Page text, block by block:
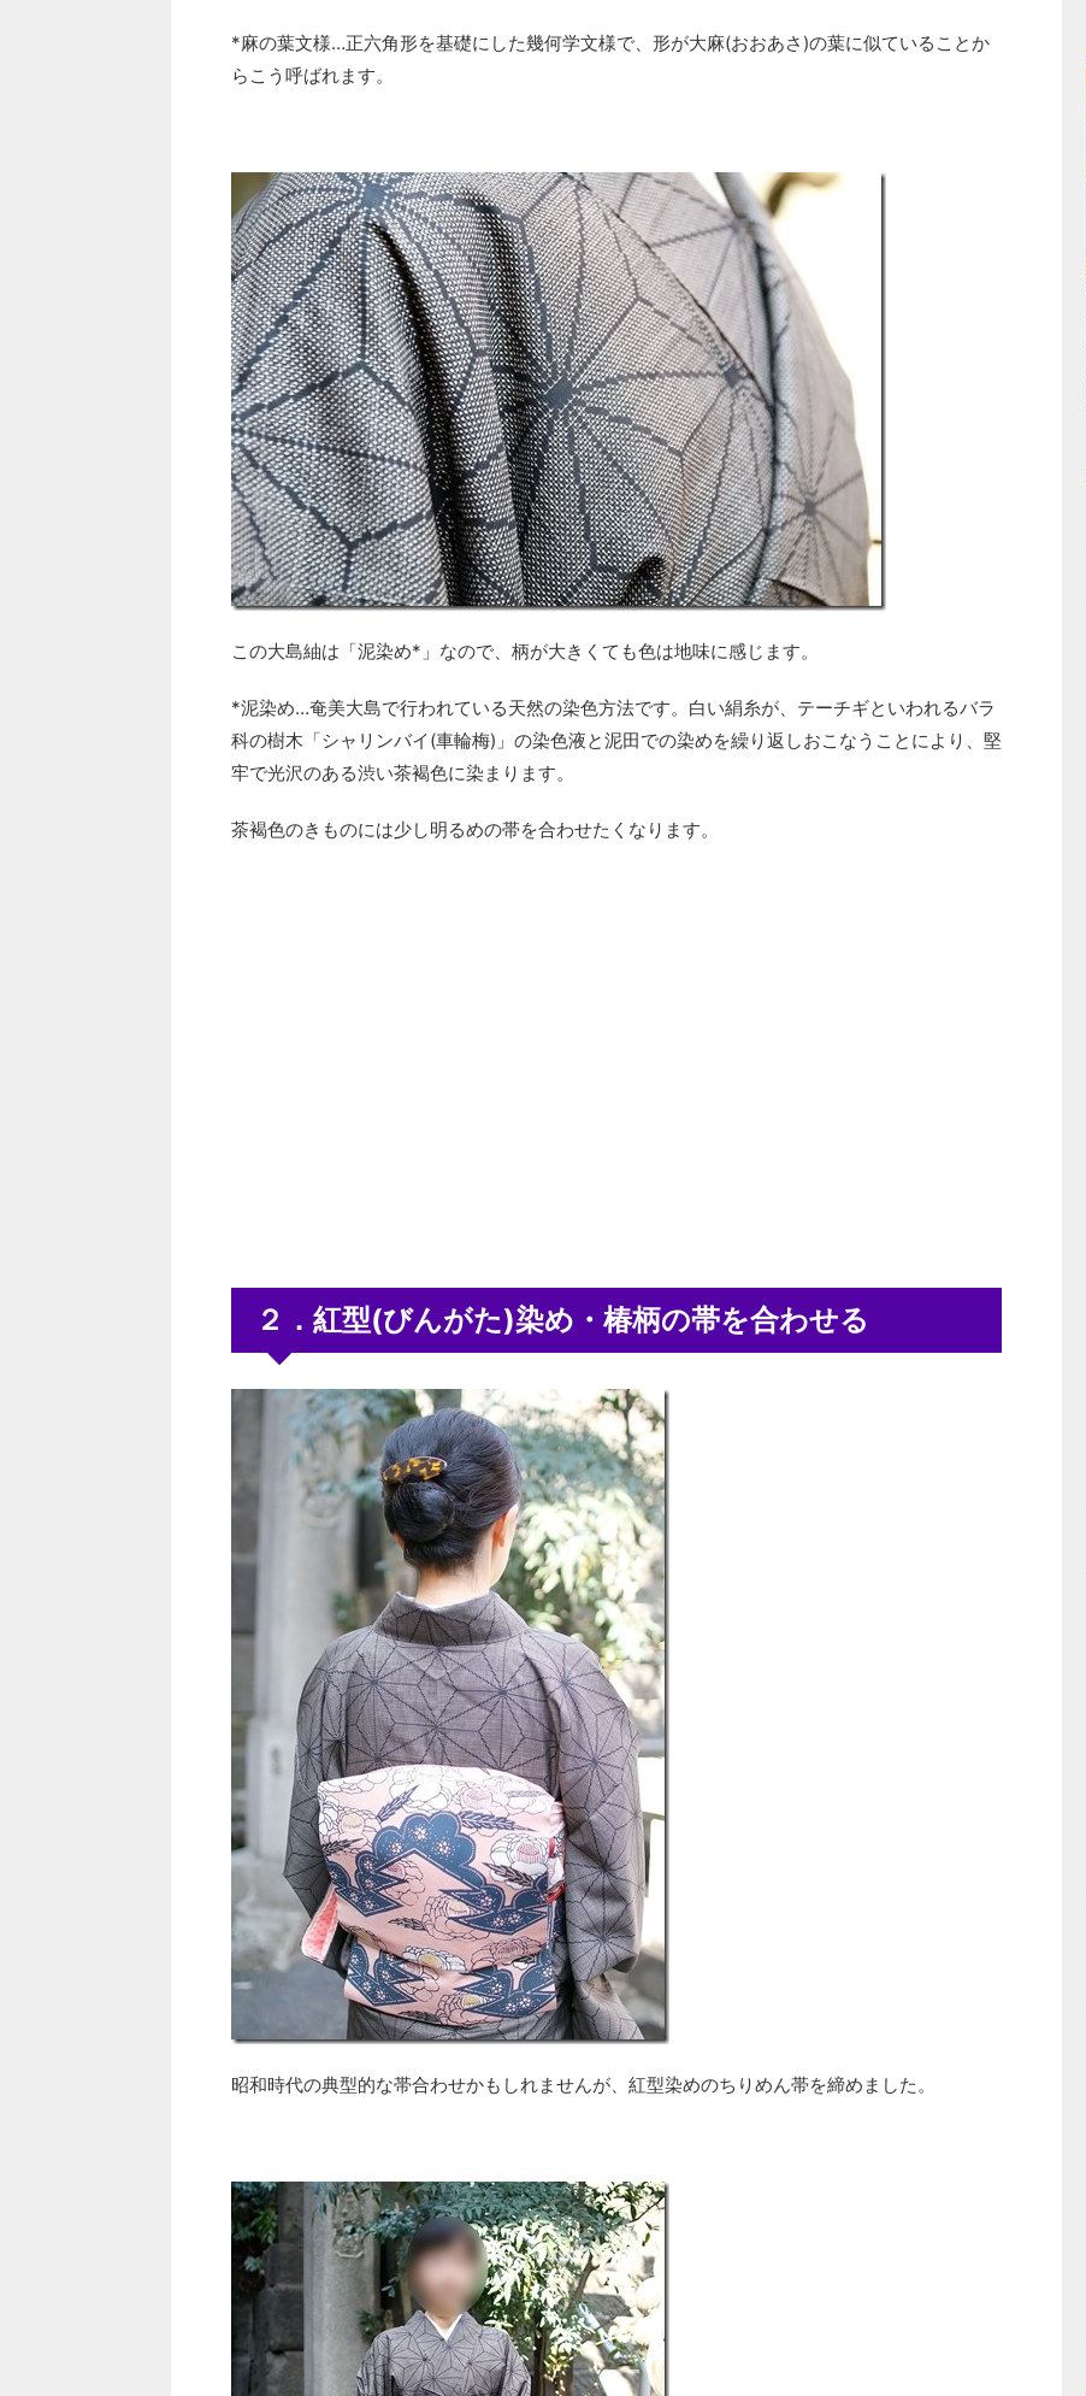
*麻の葉文様…正六角形を基礎にした幾何学文様で、形が大麻(おおあさ)の葉に似ていることか
らこう呼ばれます。
この大島紬は「泥染め*」なので、柄が大きくても色は地味に感じます。
*泥染め…奄美大島で行われている天然の染色方法です。白い絹糸が、テーチギといわれるバラ
科の樹木「シャリンバイ(車輪梅)」の染色液と泥田での染めを繰り返しおこなうことにより、堅
牢で光沢のある渋い茶褐色に染まります。
茶褐色のきものには少し明るめの帯を合わせたくなります。
２．紅型(びんがた)染め・椿柄の帯を合わせる
昭和時代の典型的な帯合わせかもしれませんが、紅型染めのちりめん帯を締めました。